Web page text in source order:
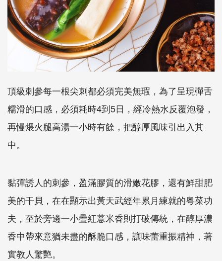
頂級刺參每一根尖刺都必須完美無瑕，為了呈現彈舌
糯滑的口感，必須耗時4到5日，經冷熱水反覆泡發，
再慢煨火腿高湯一小時有餘，把醇厚風味引出入其
中。
黏彈誘人的刺參，盈滿膠質的滑嫩花膠，還有鮮甜肥
美的干貝，在在顯示出黃天武經年累月練就的粵菜功
夫，至於旁邊一小疊紅薏米香則打破傳統，在醇厚濃
香中帶來意猶未盡的酥脆口感，讓味蕾重振精神，著
實教人驚艷。